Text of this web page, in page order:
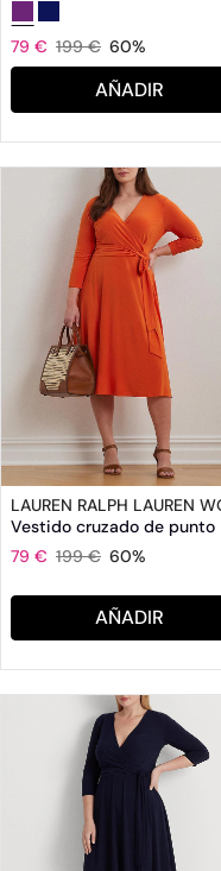
79 € 199 € 60%
AÑADIR
Vestido cruzado de punto
79 € 199 € 60%
AÑADIR